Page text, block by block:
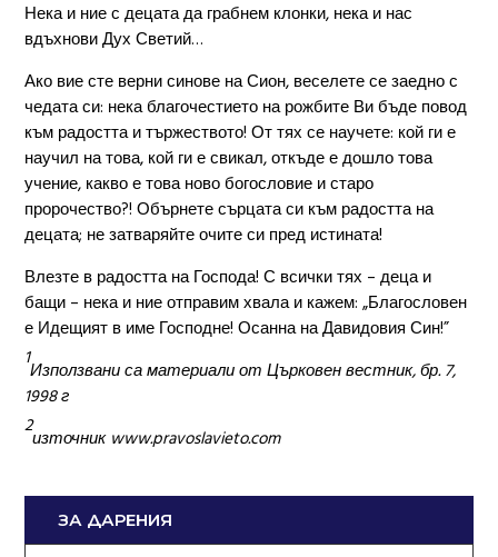
Нека и ние с децата да грабнем клонки, нека и нас
вдъхнови Дух Светий…
Ако вие сте верни синове на Сион, веселете се заедно с
чедата си: нека благочестието на рожбите Ви бъде повод
към радостта и тържеството! От тях се научете: кой ги е
научил на това, кой ги е свикал, откъде е дошло това
учение, какво е това ново богословие и старо
пророчество?! Обърнете сърцата си към радостта на
децата; не затваряйте очите си пред истината!
Влезте в радостта на Господа! С всички тях – деца и
бащи – нека и ние отправим хвала и кажем: „Благословен
е Идещият в име Господне! Осанна на Давидовия Син!”
1
Използвани са материали от Църковен вестник, бр. 7,
1998 г
2
източник www.pravoslavieto.com
ЗА ДАРЕНИЯ